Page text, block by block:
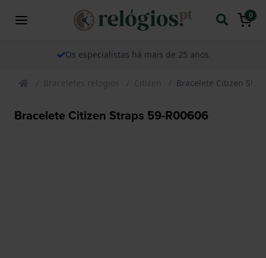
0
Os especialistas há mais de 25 anos
Braceletes relogios Citizen Bracelete Citizen
Bracelete Citizen Straps 59-R00606